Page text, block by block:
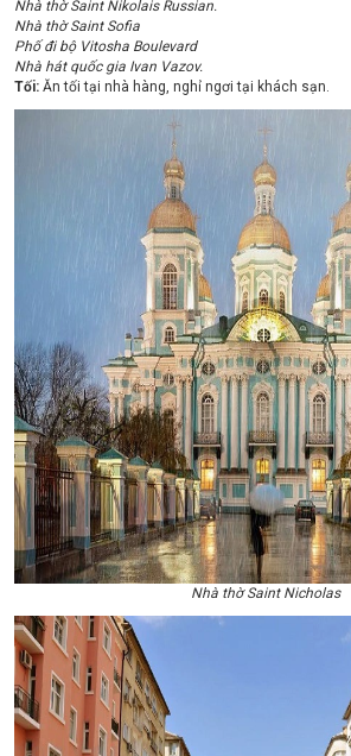
Nhà thờ Saint Nikolais Russian.
Nhà thờ Saint Sofia
Phố đi bộ Vitosha Boulevard
Nhà hát quốc gia Ivan Vazov.
Tối: Ăn tối tại nhà hàng, nghỉ ngơi tại khách sạn.
Nhà thờ Saint Nicholas